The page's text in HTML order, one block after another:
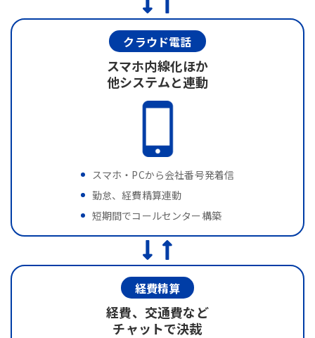
クラウド電話
スマホ内線化ほか
他システムと連動
スマホ・PCから会社番号発着信
勤怠、経費精算連動
短期間でコールセンター構築
経費精算
経費、交通費など
チャットで決裁